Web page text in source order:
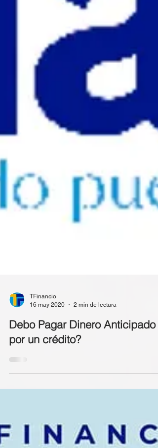
TFinancio
16 may 2020
2 min de lectura
Debo Pagar Dinero Anticipado
por un crédito?